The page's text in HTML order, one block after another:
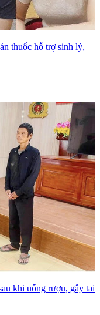
thuốc hỗ trợ sinh lý,
khi uống rượu, gây tai